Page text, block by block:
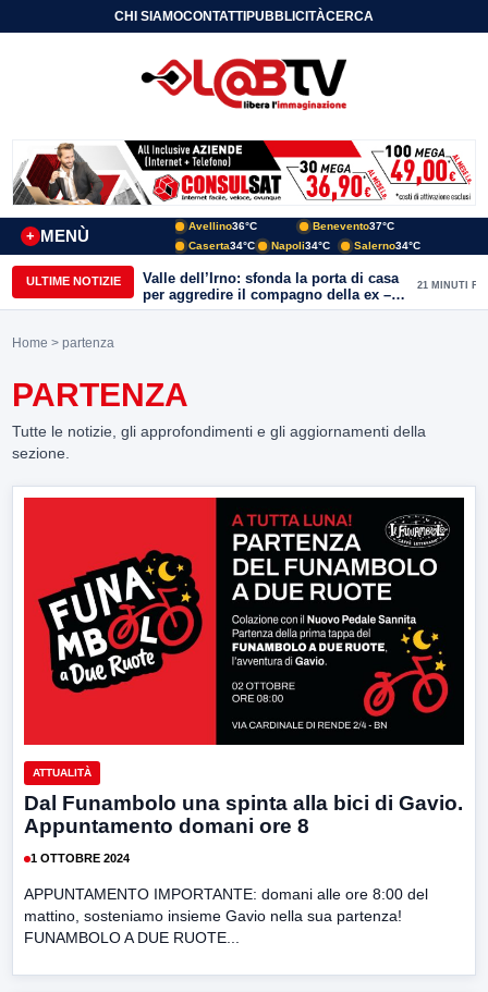
CHI SIAMOCONTATTIPUBBLICITÀCERCA
MENÙ
+
Avellino36°C Benevento37°C
Caserta34°C Napoli34°C Salerno34°C
ULTIME NOTIZIE
Valle dell’Irno: sfonda la porta di casa
per aggredire il compagno della ex –
decisivo l’allarme anti-stalker e
21 MINUTI FA
Home > partenza
PARTENZA
Tutte le notizie, gli approfondimenti e gli aggiornamenti della
sezione.
ATTUALITÀ
Dal Funambolo una spinta alla bici di Gavio.
Appuntamento domani ore 8
1 OTTOBRE 2024
APPUNTAMENTO IMPORTANTE: domani alle ore 8:00 del
mattino, sosteniamo insieme Gavio nella sua partenza!
FUNAMBOLO A DUE RUOTE...